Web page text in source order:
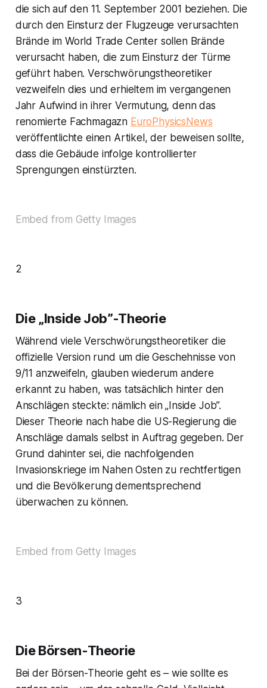
die sich auf den 11. September 2001 beziehen. Die
durch den Einsturz der Flugzeuge verursachten
Brände im World Trade Center sollen Brände
verursacht haben, die zum Einsturz der Türme
geführt haben. Verschwörungstheoretiker
vezweifeln dies und erhieltem im vergangenen
Jahr Aufwind in ihrer Vermutung, denn das
renomierte Fachmagazn EuroPhysicsNews
veröffentlichte einen Artikel, der beweisen sollte,
dass die Gebäude infolge kontrollierter
Sprengungen einstürzten.
Embed from Getty Images
2
Die „Inside Job”-Theorie
Während viele Verschwörungstheoretiker die
offizielle Version rund um die Geschehnisse von
9/11 anzweifeln, glauben wiederum andere
erkannt zu haben, was tatsächlich hinter den
Anschlägen steckte: nämlich ein „Inside Job”.
Dieser Theorie nach habe die US-Regierung die
Anschläge damals selbst in Auftrag gegeben. Der
Grund dahinter sei, die nachfolgenden
Invasionskriege im Nahen Osten zu rechtfertigen
und die Bevölkerung dementsprechend
überwachen zu können.
Embed from Getty Images
3
Die Börsen-Theorie
Bei der Börsen-Theorie geht es – wie sollte es